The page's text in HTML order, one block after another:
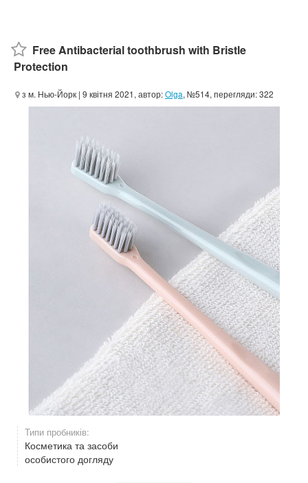
Free Antibacterial toothbrush with Bristle
Protection
з м. Нью-Йорк | 9 квітня 2021, автор:Olga, №514, перегляди: 322
Типи пробників:
Косметика та засоби
особистого догляду